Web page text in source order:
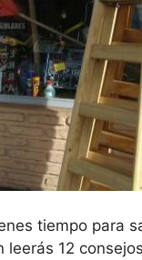
tiempo para
12